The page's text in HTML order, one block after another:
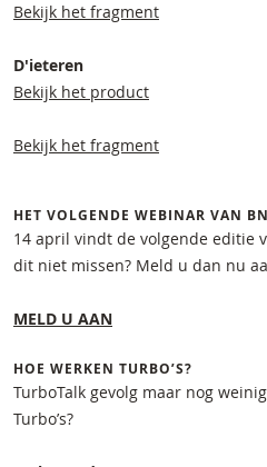
Bekijk het fragment
D'ieteren
Bekijk het product
Bekijk het fragment
HET VOLGENDE WEBINAR VAN
14 april vindt de volgende editie
dit niet missen? Meld u dan nu
MELD U AAN
HOE WERKEN TURBO’S?
TurboTalk gevolg maar nog
Turbo’s?